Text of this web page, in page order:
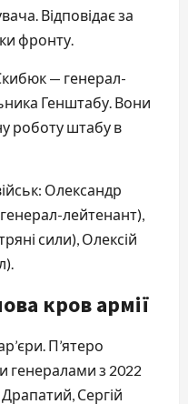
Відповідає за
фронту.
— генерал-
Генштабу. Вони
роботу штабу в
Олександр
лейтенант),
сили), Олексій
кров армії
П’ятеро
генералами з 2022
Сергій